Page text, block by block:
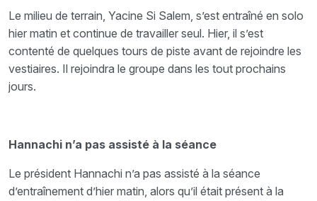
Le milieu de terrain, Yacine Si Salem, s’est entraîné en solo
hier matin et continue de travailler seul. Hier, il s’est
contenté de quelques tours de piste avant de rejoindre les
vestiaires. Il rejoindra le groupe dans les tout prochains
jours.
Hannachi n’a pas assisté à la séance
Le président Hannachi n’a pas assisté à la séance
d’entraînement d’hier matin, alors qu’il était présent à la